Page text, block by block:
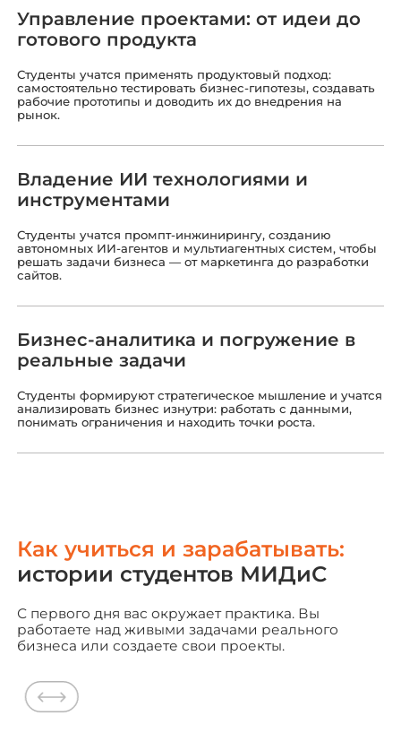
Управление проектами: от идеи до
готового продукта
Студенты учатся применять продуктовый подход:
самостоятельно тестировать бизнес-гипотезы, создавать
рабочие прототипы и доводить их до внедрения на
рынок.
Владение ИИ технологиями и
инструментами
Студенты учатся промпт-инжинирингу, созданию
автономных ИИ-агентов и мультиагентных систем, чтобы
решать задачи бизнеса — от маркетинга до разработки
сайтов.
Бизнес-аналитика и погружение в
реальные задачи
Студенты формируют стратегическое мышление и учатся
анализировать бизнес изнутри: работать с данными,
понимать ограничения и находить точки роста.
Как учиться и зарабатывать:
истории студентов МИДиС
С первого дня вас окружает практика. Вы
работаете над живыми задачами реального
бизнеса или создаете свои проекты.